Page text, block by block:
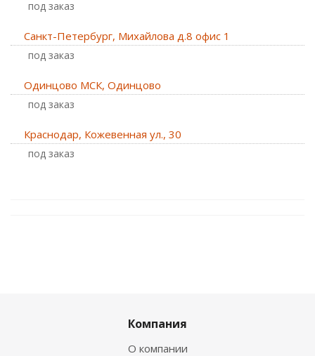
Под заказ
Санкт-Петербург, Михайлова д.8 офис 1
Под заказ
Одинцово МСК, Одинцово
Под заказ
Краснодар, Кожевенная ул., 30
Под заказ
Компания
О компании